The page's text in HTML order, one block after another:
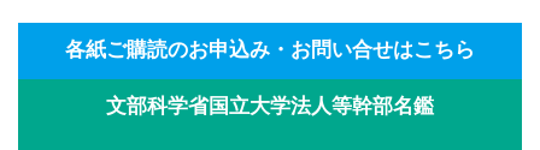
各紙ご購読のお申込み・お問い合せはこちら
文部科学省国立大学法人等幹部名鑑